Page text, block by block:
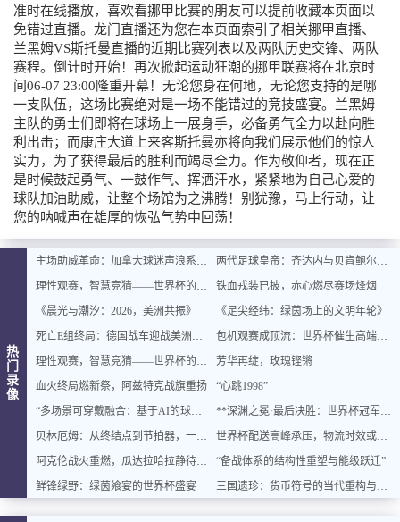
准时在线播放，喜欢看挪甲比赛的朋友可以提前收藏本页面以
免错过直播。龙门直播还为您在本页面索引了相关挪甲直播、
兰黑姆VS斯托曼直播的近期比赛列表以及两队历史交锋、两队
赛程。倒计时开始！再次掀起运动狂潮的挪甲联赛将在北京时
间06-07 23:00隆重开幕！无论您身在何地，无论您支持的是哪
一支队伍，这场比赛绝对是一场不能错过的竞技盛宴。兰黑姆
主队的勇士们即将在球场上一展身手，必备勇气全力以赴向胜
利出击；而康庄大道上来客斯托曼亦将向我们展示他们的惊人
实力，为了获得最后的胜利而竭尽全力。作为敬仰者，现在正
是时候鼓起勇气、一鼓作气、挥洒汗水，紧紧地为自己心爱的
球队加油助威，让整个场馆为之沸腾！别犹豫，马上行动，让
您的呐喊声在雄厚的恢弘气势中回荡！
热
门
录
像
主场助威革命：加拿大球迷声浪系统全面升级
理性观赛，智慧竞猜——世界杯的乐趣与平衡之道
《晨光与潮汐：2026，美洲共振》
死亡E组终局：德国战车迎战美洲双雄，出线密码即将揭晓
理性观赛，智慧竞猜——世界杯的乐趣与平衡之道
血火终局燃新祭，阿兹特克战旗重扬
“多场景可穿戴融合：基于AI的球迷体征数据实时整合与智能增强”
贝林厄姆：从终结点到节拍器，一位中场大师的进化论
阿克伦战火重燃，瓜达拉哈拉静待交锋
鲜锋绿野：绿茵飨宴的世界杯盛宴
两代足球皇帝：齐达内与贝肯鲍尔的史诗对话
铁血戎装已披，赤心燃尽赛场烽烟
《足尖经纬：绿茵场上的文明年轮》
包机观赛成顶流：世界杯催生高端出行新风口
芳华再绽，玫瑰铿锵
“心跳1998”
**深渊之冕·最后决胜：世界杯冠军终章**
世界杯配送高峰承压，物流时效或遇延迟挑战
“备战体系的结构性重塑与能级跃迁”
三国遗珍：货币符号的当代重构与文化价值再生